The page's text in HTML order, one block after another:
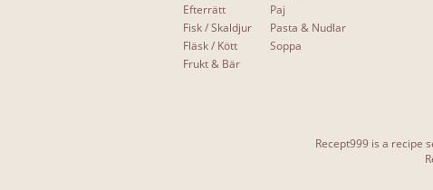
Efterrätt
Fisk / Skaldjur
Fläsk / Kött
Frukt & Bär
Paj
Pasta & Nudlar
Soppa
Recept999 is a recipe